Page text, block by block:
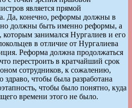
является прямой
Да, конечно, реформы должны в
должны быть именно реформы, а
которым занимался Нургалиев и его
в отличие от Нургалиева
Реформа должна продолжаться
перестроить в кратчайший срок
сотрудников, к сожалению,
здраво, чтобы была разработана
чтобы было понятно, куда
времени этого не было.